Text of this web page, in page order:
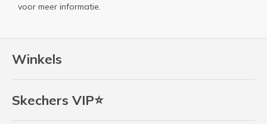
Winkels
Skechers VIP⭐
voor meer informatie.